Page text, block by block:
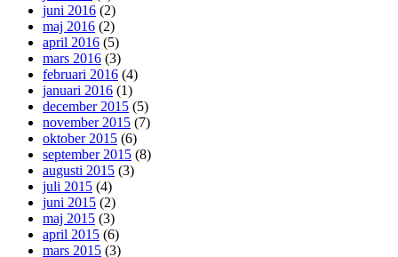
juni 2016 (2)
maj 2016 (2)
april 2016 (5)
mars 2016 (3)
februari 2016 (4)
januari 2016 (1)
december 2015 (5)
november 2015 (7)
oktober 2015 (6)
september 2015 (8)
augusti 2015 (3)
juli 2015 (4)
juni 2015 (2)
maj 2015 (3)
april 2015 (6)
mars 2015 (3)